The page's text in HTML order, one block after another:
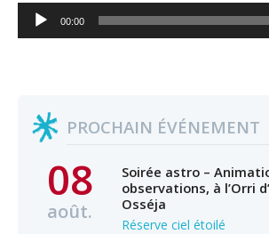
Lecteur
audio
00:00
PROCHAIN ÉVÉNEMENT
08
août.
Soirée astro –
observations, à l’Orri
Osséja
Réserve ciel étoilé